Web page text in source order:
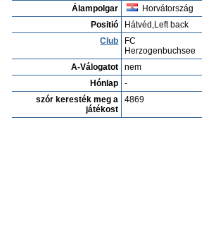
Álampolgar
Horvátország
Positió
Hátvéd,Left back
Club
FC
Herzogenbuchsee
A-Válogatot
nem
Hónlap
-
szór keresték meg a
játékost
4869